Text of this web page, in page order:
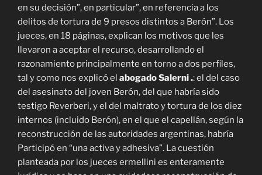
en su decisión”, en particular”, en referencia a los
delitos de tortura de 9 presos distintos a Berón”. Los
jueces, en 18 páginas, explican los motivos que les
llevaron a aceptar el recurso, desarrollando el
razonamiento principalmente en torno a dos perfiles,
tal y como nos explicó el abogado Salerni .: el del caso
del asesinato del joven Berón, del que habría sido
testigo Reverberi, y el del maltrato y tortura de los diez
internos (incluido Berón), en el que el capellán, según la
reconstrucción de las autoridades argentinas, habría
Participó en “una activa y adhesiva”. La cuestión
planteada por los jueces ermellini es enteramente